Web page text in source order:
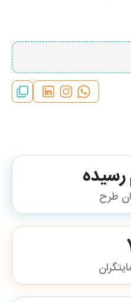
رسیده
طرح